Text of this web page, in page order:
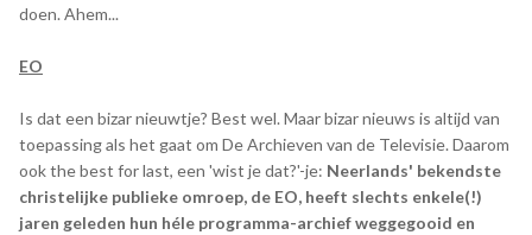
doen. Ahem...
EO
Is dat een bizar nieuwtje? Best wel. Maar bizar nieuws is altijd van
toepassing als het gaat om De Archieven van de Televisie. Daarom
ook the best for last, een 'wist je dat?'-je: Neerlands' bekendste
christelijke publieke omroep, de EO, heeft slechts enkele(!)
jaren geleden hun héle programma-archief weggegooid en